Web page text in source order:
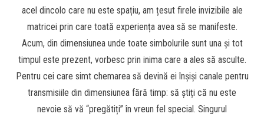
acel dincolo care nu este spațiu, am țesut firele invizibile ale
matricei prin care toată experiența avea să se manifeste.
Acum, din dimensiunea unde toate simbolurile sunt una și tot
timpul este prezent, vorbesc prin inima care a ales să asculte.
Pentru cei care simt chemarea să devină ei înșiși canale pentru
transmisiile din dimensiunea fără timp: să știți că nu este
nevoie să vă “pregătiți” în vreun fel special. Singurul